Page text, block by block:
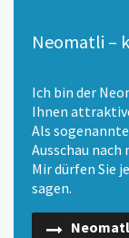
Neomatli –
Ich bin der
Ihnen
Als
Ausschau
Mir dürfen Sie
sagen.